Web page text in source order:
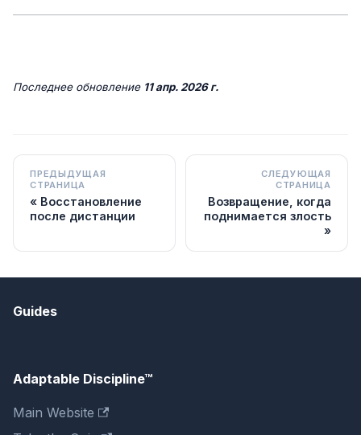
Последнее обновление 11 апр. 2026 г.
ПРЕДЫДУЩАЯ
СТРАНИЦА
Восстановление
после дистанции
СЛЕДУЮЩАЯ
СТРАНИЦА
Возвращение, когда
поднимается злость
Guides
Adaptable Discipline™
Main Website